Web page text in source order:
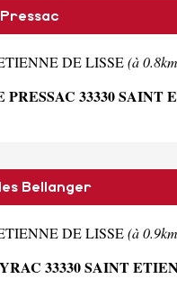
DE LISSE(à
PRESSAC 33330 SAINT
Bellanger
DE LISSE(à
33330 SAINT